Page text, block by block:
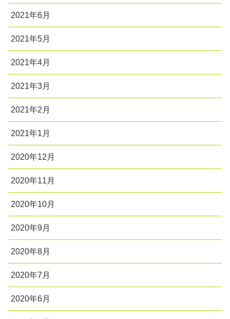
2021年6月
2021年5月
2021年4月
2021年3月
2021年2月
2021年1月
2020年12月
2020年11月
2020年10月
2020年9月
2020年8月
2020年7月
2020年6月